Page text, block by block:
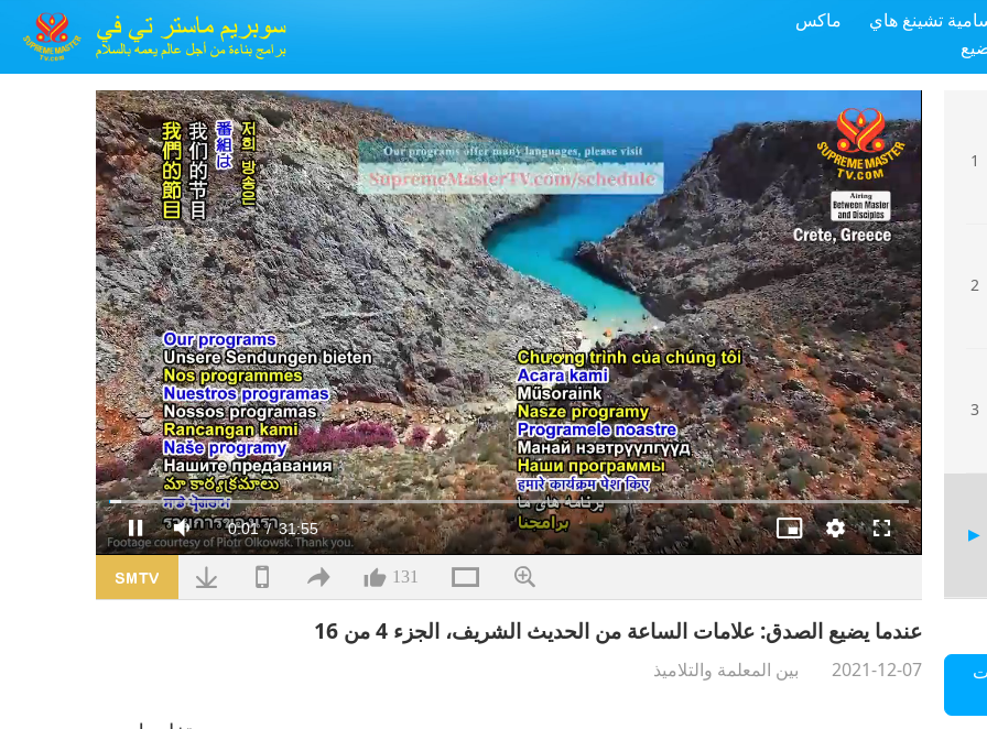
ماكس تشينغ هاي
إيقاف صامت
الوقت
0:02 / مدة
31:55
تم
التحميل:
1.43%
صورة
في
جودة
ملء
الشاشة
131
عندما يضيع الصدق: علامات الساعة من الحديث الشريف، الجزء 4 من 16
2021-12-07 بين المعلمة والتلاميذ
1
2
3
5